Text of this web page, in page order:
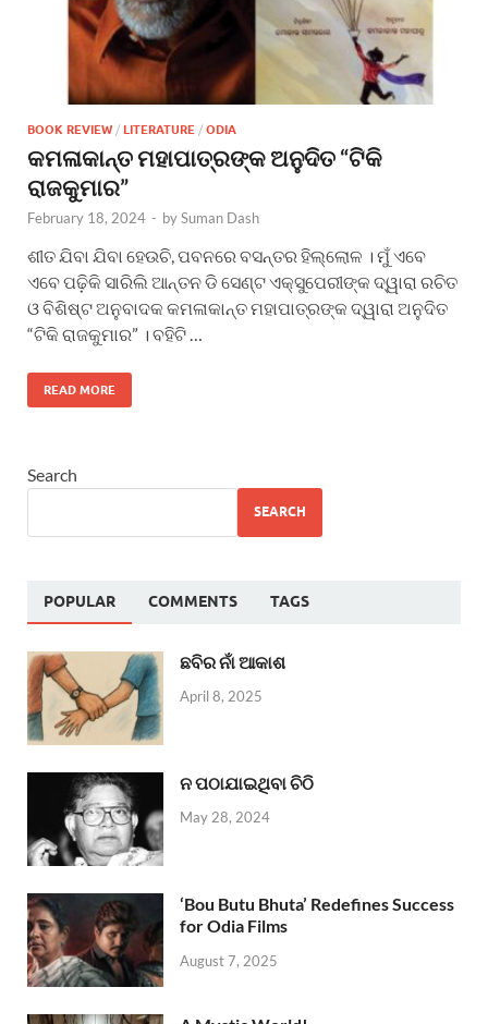
BOOK REVIEW / LITERATURE / ODIA
କମଳାକାନ୍ତ ମହାପାତ୍ରଙ୍କ ଅନୁଦିତ “ଟିକି
ରାଜକୁମାର”
February 18, 2024 - bySuman Dash
ଶୀତ ଯିବା ଯିବା ହେଉଚି, ପବନରେ ବସନ୍ତର ହିଲ୍ଲୋଳ । ମୁଁ ଏବେ
ଏବେ ପଢ଼ିକି ସାରିଲି ଆନ୍ତନ ଡି ସେଣ୍ଟ ଏକ୍ସୁପେରୀଙ୍କ ଦ୍ୱାରା ରଚିତ
ଓ ବିଶିଷ୍ଟ ଅନୁବାଦକ କମଳାକାନ୍ତ ମହାପାତ୍ରଙ୍କ ଦ୍ୱାରା ଅନୁଦିତ
“ଟିକି ରାଜକୁମାର” । ବହିଟି …
READ MORE
Search
SEARCH
POPULAR COMMENTS TAGS
ଛବିର ନାଁ ଆକାଶ
April 8, 2025
ନ ପଠାଯାଇଥିବା ଚିଠି
May 28, 2024
‘Bou Butu Bhuta’ Redefines Success
for Odia Films
August 7, 2025